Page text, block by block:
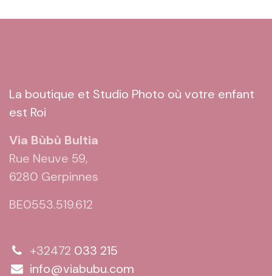
La boutique et Studio Photo où votre enfant
est Roi
Via Bùbù Bultia
Rue Neuve 59,
6280 Gerpinnes
BE0553.519.612
+32472 033 215
info@viabubu.com